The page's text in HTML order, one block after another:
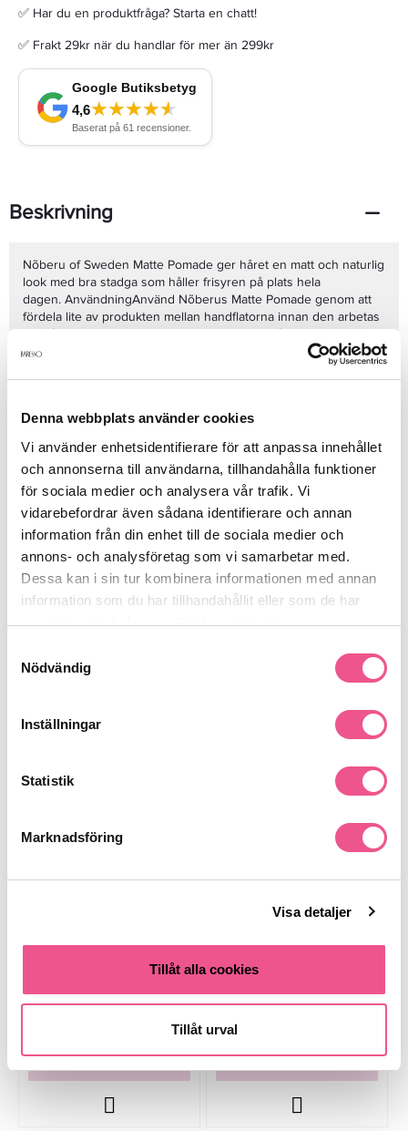
Denna webbplats använder cookies
Vi använder enhetsidentifierare för att anpassa innehållet
och annonserna till användarna, tillhandahålla funktioner
för sociala medier och analysera vår trafik. Vi
vidarebefordrar även sådana identifierare och annan
information från din enhet till de sociala medier och
annons- och analysföretag som vi samarbetar med.
Dessa kan i sin tur kombinera informationen med annan
information som du har tillhandahållit eller som de har
samlat in när du har använt deras tjänster.
Nödvändig
Inställningar
Statistik
Marknadsföring
Visa detaljer
Tillåt alla cookies
Tillåt urval
✅ Har du en produktfråga? Starta en chatt!
✅ Frakt 29kr när du handlar för mer än 299kr
Beskrivning
Nõberu of Sweden Matte Pomade ger håret en matt och naturlig
look med bra stadga som håller frisyren på plats hela
dagen. AnvändningAnvänd Nõberus Matte Pomade genom att
fördela lite av produkten mellan handflatorna innan den arbetas
in i håret. Använd i torrt eller handdukstorrt hår.EgenskaperEn
smidig Pomade som ger håret en matt och naturlig look. Ger din
frisyr stadga och ett resultat som håller hela dagen. 80 ml
Produktdetaljer
Recensioner
Hår Styling Vax / Stylingskräm Hårvård
Styling
Rek. pris 1 245 kr 859 kr 249 kr 199,20 kr